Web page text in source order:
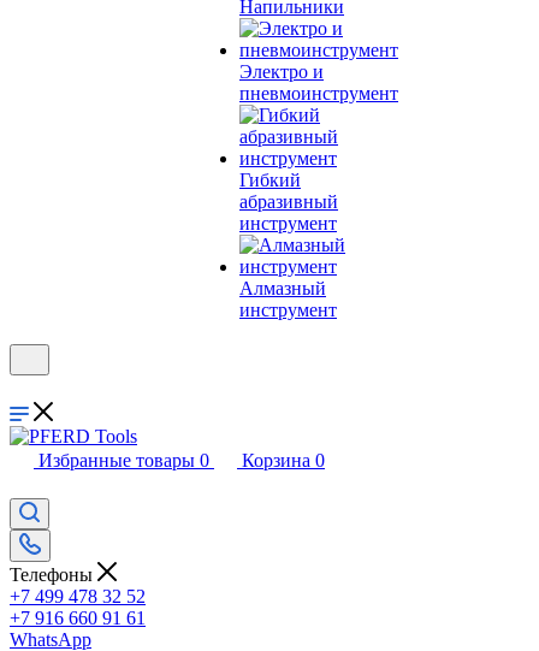
Напильники
Электро и
пневмоинструмент
Гибкий
абразивный
инструмент
Алмазный
инструмент
Избранные товары 0 Корзина 0
Телефоны
+7 499 478 32 52
+7 916 660 91 61
WhatsApp